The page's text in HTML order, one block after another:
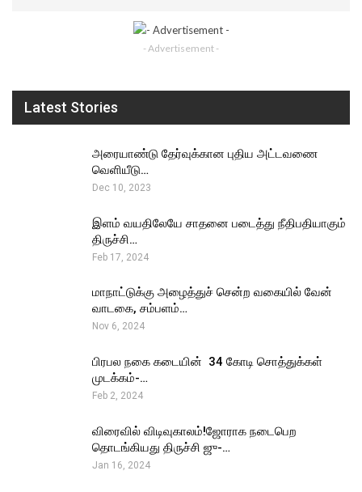
- Advertisement -
Latest Stories
அரையாண்டு தேர்வுக்கான புதிய அட்டவணை
வெளியீடு…
Dec 10, 2023
இளம் வயதிலேயே சாதனை படைத்து நீதிபதியாகும்
திருச்சி…
Feb 17, 2024
மாநாட்டுக்கு அழைத்துச் சென்ற வகையில் வேன்
வாடகை, சம்பளம்…
Nov 6, 2024
பிரபல நகை கடையின் ₹ 34 கோடி சொத்துக்கள்
முடக்கம்-…
Feb 2, 2024
விரைவில் விடிவுகாலம்!ஜோராக நடைபெற
தொடங்கியது திருச்சி ஜு-…
Jan 16, 2024